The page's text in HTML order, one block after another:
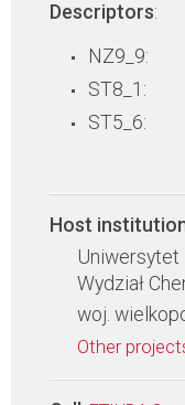
Descriptors:
NZ9_9:
ST8_1:
ST5_6:
Host
Uniwersytet
Wydział
woj.
Other